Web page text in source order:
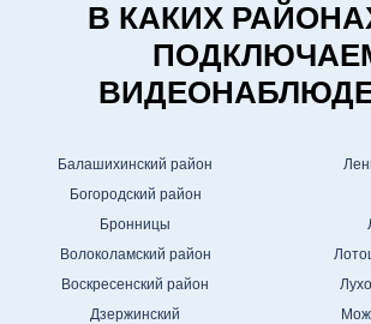
В КАКИХ
Балашихинский район
Богородский район
Бронницы
Волоколамский район
Воскресенский район
Дзержинский